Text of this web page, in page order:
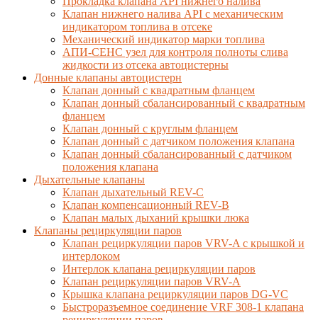
Клапан нижнего налива API с механическим
индикатором топлива в отсеке
Механический индикатор марки топлива
АПИ-СЕНС узел для контроля полноты слива
жидкости из отсека автоцистерны
Донные клапаны автоцистерн
Клапан донный с квадратным фланцем
Клапан донный сбалансированный с квадратным
фланцем
Клапан донный с круглым фланцем
Клапан донный с датчиком положения клапана
Клапан донный сбалансированный с датчиком
положения клапана
Дыхательные клапаны
Клапан дыхательный REV-C
Клапан компенсационный REV-B
Клапан малых дыханий крышки люка
Клапаны рециркуляции паров
Клапан рециркуляции паров VRV-A с крышкой и
интерлоком
Интерлок клапана рециркуляции паров
Клапан рециркуляции паров VRV-A
Крышка клапана рециркуляции паров DG-VC
Быстроразъемное соединение VRF 308-1 клапана